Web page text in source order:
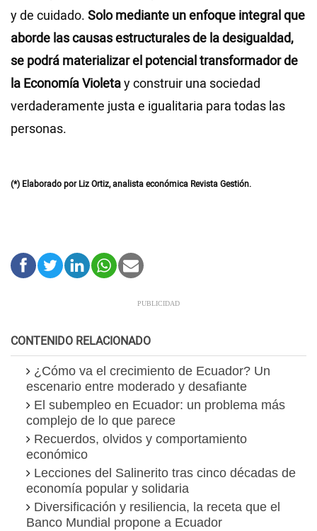
y de cuidado. Solo mediante un enfoque integral que
aborde las causas estructurales de la desigualdad,
se podrá materializar el potencial transformador de
la Economía Violetay construir una sociedad
verdaderamente justa e igualitaria para todas las
personas.
(*) Elaborado por Liz Ortiz, analista económica Revista Gestión.
CONTENIDO RELACIONADO
¿Cómo va el crecimiento de Ecuador? Un
escenario entre moderado y desafiante
El subempleo en Ecuador: un problema más
complejo de lo que parece
Recuerdos, olvidos y comportamiento
económico
Lecciones del Salinerito tras cinco décadas de
economía popular y solidaria
Diversificación y resiliencia, la receta que el
Banco Mundial propone a Ecuador